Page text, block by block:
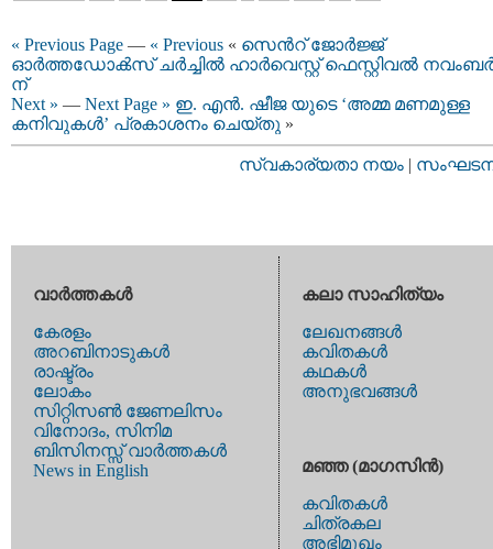
« Previous Page — « Previous « സെന്‍റ് ജോർജ്ജ്
ഓർത്തഡോൿസ്‌ ചര്‍ച്ചില്‍ ഹാര്‍വെസ്റ്റ് ഫെസ്റ്റിവല്‍ നവംബർ
ന്
Next » — Next Page » ഇ. എൻ. ഷീജ യുടെ ‘അമ്മ മണമുള്ള
കനിവുകൾ’ പ്രകാശനം ചെയ്തു »
സ്വകാര്യതാ നയം |
വാര്‍ത്തകള്‍
കേരളം
അറബിനാടുകള്‍
രാഷ്ട്രം
ലോകം
സിറ്റിസണ്‍ ജേണലിസം
വിനോദം, സിനിമ
ബിസിനസ്സ് വാര്‍ത്തകള്‍
News in English
കലാ സാഹിത്യം
ലേഖനങ്ങള്‍
കവിതകള്‍
കഥകള്‍
അനുഭവങ്ങള്‍
മഞ്ഞ (മാഗസിന്‍)
കവിതകള്‍
ചിത്രകല
അഭിമുഖം